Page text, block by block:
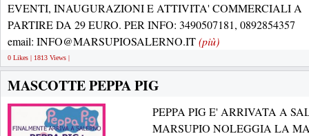
EVENTI, INAUGURAZIONI E ATTIVITA' COMMERCIALI A
PARTIRE DA 29 EURO. PER INFO: 3490507181, 0892854357
email: INFO@MARSUPIOSALERNO.IT(più)
0 Likes | 1813 Views |
MASCOTTE PEPPA PIG
PEPPA PIG E' ARRIVATA A
MARSUPIO NOLEGGIA LA